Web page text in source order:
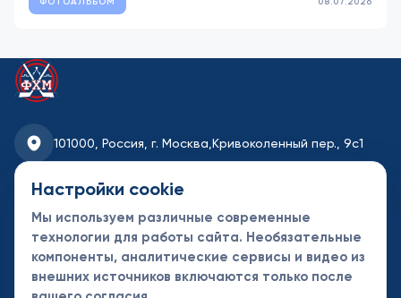
101000, Россия, г. Москва, Кривоколенный пер., 9с1
fhmoscow@mail.ru
8-495-621-35-95
Новости
Турниры
Контакты
Настройки cookie
Мы используем различные современные
технологии для работы сайта. Необязательные
компоненты, аналитические сервисы и видео из
внешних источников включаются только после